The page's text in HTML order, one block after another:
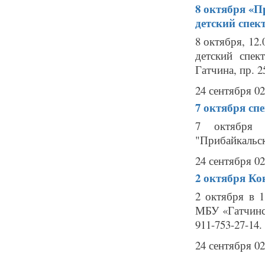
8 октября
детский
8 октября,
детский
Гатчина, пр.
24 сентября
7 октября
7 октября
24 сентября
2 октября
2 октября в
МБУ
911-753-27-
24 сентября